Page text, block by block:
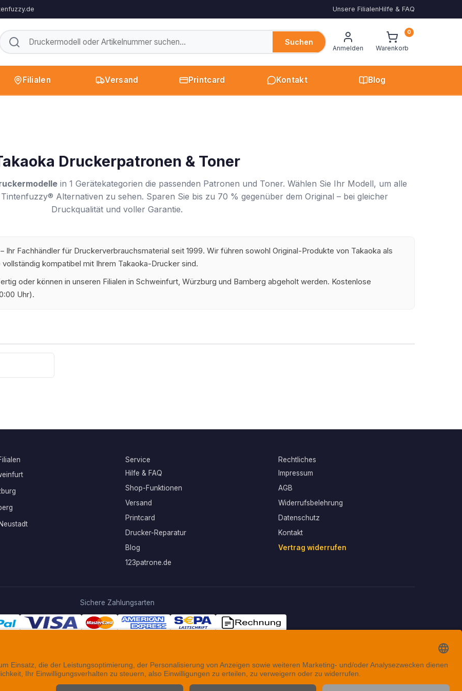
Unsere FilialenHilfe & FAQ
Suchen
Anmelden Warenkorb
0
Filialen Versand Printcard Kontakt Blog
Druckerpatronen & Toner
in 1 Gerätekategorien die passenden Patronen und Toner. Wählen Sie Ihr Modell, um alle
Alternativen zu sehen. Sparen Sie bis zu 70 % gegenüber dem Original – bei gleicher
Druckqualität und voller Garantie.
– Ihr Fachhändler für Druckerverbrauchsmaterial seit 1999. Wir führen sowohl Original-Produkte von Takaoka als
kompatibel mit Ihrem Takaoka-Drucker sind.
oder können in unseren Filialen in Schweinfurt, Würzburg und Bamberg abgeholt werden. Kostenlose
Uhr).
Service
Hilfe & FAQ
Shop-Funktionen
Versand
Printcard
Drucker-Reparatur
Blog
123patrone.de
Rechtliches
Impressum
AGB
Widerrufsbelehrung
Datenschutz
Kontakt
Vertrag widerrufen
Sichere Zahlungsarten